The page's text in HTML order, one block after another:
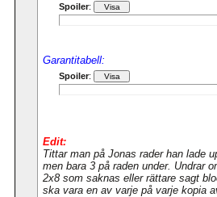
Spoiler:
Garantitabell:
Spoiler:
Edit:
Tittar man på Jonas rader han lade
men bara 3 på raden under. Undrar
2x8 som saknas eller rättare sagt
ska vara en av varje på varje kopia